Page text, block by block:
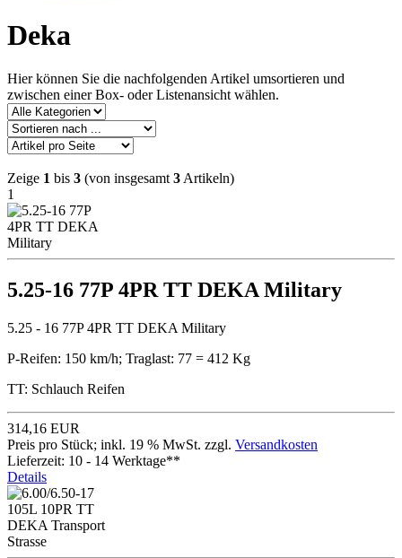
Deka
Hier können Sie die nachfolgenden Artikel umsortieren und
zwischen einer Box- oder Listenansicht wählen.
Zeige 1 bis 3 (von insgesamt 3 Artikeln)
1
5.25-16 77P 4PR TT DEKA Military
5.25 - 16 77P 4PR TT DEKA Military
P-Reifen: 150 km/h; Traglast: 77 = 412 Kg
TT: Schlauch Reifen
314,16 EUR
Preis pro Stück; inkl. 19 % MwSt. zzgl. Versandkosten
Lieferzeit: 10 - 14 Werktage**
Details